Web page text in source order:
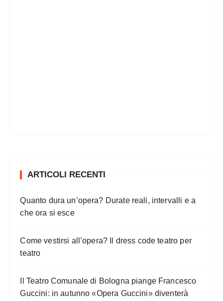
ARTICOLI RECENTI
Quanto dura un’opera? Durate reali, intervalli e a
che ora si esce
Come vestirsi all’opera? Il dress code teatro per
teatro
Il Teatro Comunale di Bologna piange Francesco
Guccini: in autunno «Opera Guccini» diventerà